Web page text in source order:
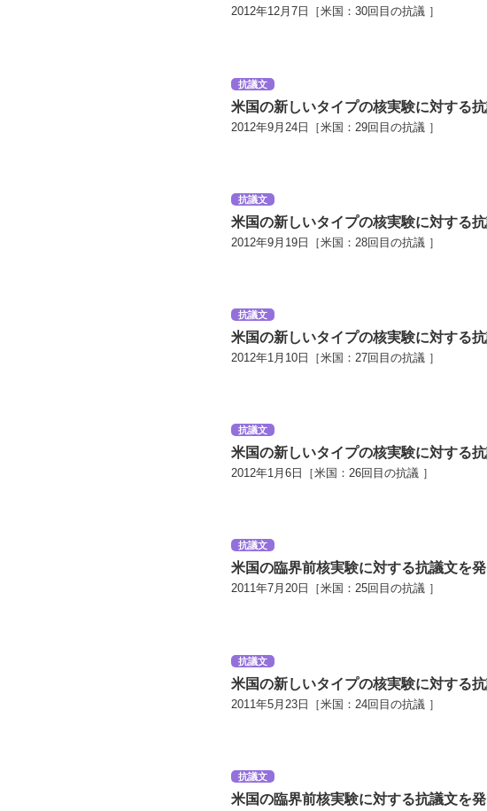
2012年12月7日［米国：30回目の抗議 ］
抗議文
米国の新しいタイプの核実験に対する
2012年9月24日［米国：29回目の抗議 ］
抗議文
米国の新しいタイプの核実験に対する
2012年9月19日［米国：28回目の抗議 ］
抗議文
米国の新しいタイプの核実験に対する
2012年1月10日［米国：27回目の抗議 ］
抗議文
米国の新しいタイプの核実験に対する
2012年1月6日［米国：26回目の抗議 ］
抗議文
米国の臨界前核実験に対する抗議文を発
2011年7月20日［米国：25回目の抗議 ］
抗議文
米国の新しいタイプの核実験に対する
2011年5月23日［米国：24回目の抗議 ］
抗議文
米国の臨界前核実験に対する抗議文を発